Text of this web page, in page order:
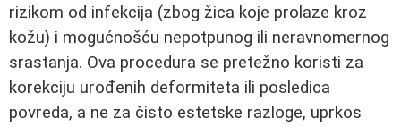
rizikom od infekcija (zbog žica koje prolaze kroz
kožu) i mogućnošću nepotpunog ili neravnomernog
srastanja. Ova procedura se pretežno koristi za
korekciju urođenih deformiteta ili posledica
povreda, a ne za čisto estetske razloge, uprkos